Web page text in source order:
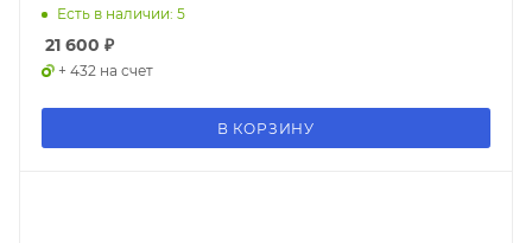
Есть в наличии: 5
21 600 ₽
+ 432 на счет
В КОРЗИНУ